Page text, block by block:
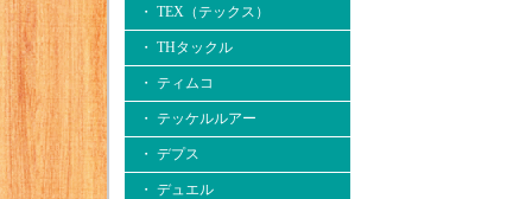
・ TEX（テックス）
・ THタックル
・ ティムコ
・ テッケルルアー
・ デプス
・ デュエル